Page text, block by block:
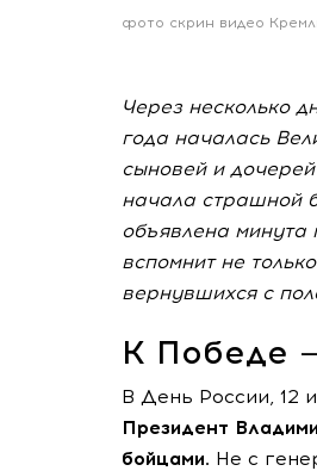
фото скрин видео
Через несколько
года началась
сыновей и
начала страшной
объявлена минута
вспомнит не
вернувшихся с
К Победе
В День России, 12
Президент
бойцами. Не с